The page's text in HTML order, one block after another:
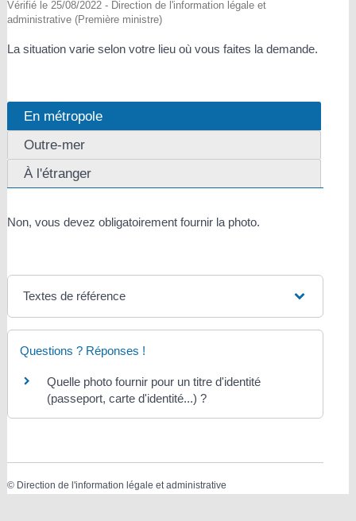
Vérifié le 25/08/2022 - Direction de l'information légale et
administrative (Première ministre)
La situation varie selon votre lieu où vous faites la demande.
En métropole
Outre-mer
À l'étranger
Non, vous devez obligatoirement fournir la photo.
Textes de référence
Questions ? Réponses !
Quelle photo fournir pour un titre d'identité
(passeport, carte d'identité...) ?
© Direction de l'information légale et administrative